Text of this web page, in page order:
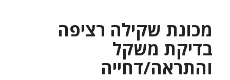
מכונת שקילה רציפה
בדיקת משקל
והתראה/דחייה